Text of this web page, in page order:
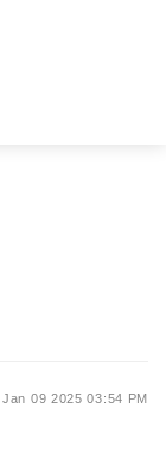
Jan 09 2025 03:54 PM